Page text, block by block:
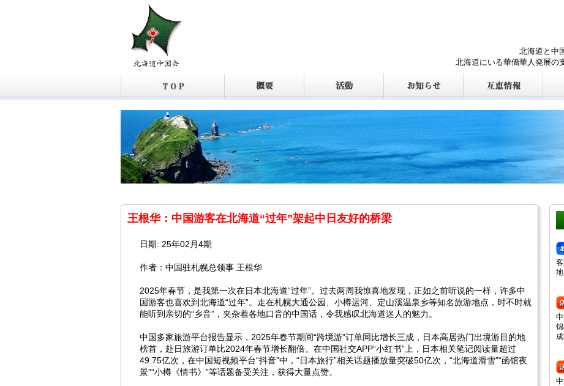
北海道と中
北海道にいる華僑華人発展の
王根华：中国游客在北海道“过年”架起中日友好的桥梁
日期: 25年02月4期
作者：中国驻札幌总领事 王根华
2025年春节，是我第一次在日本北海道“过年”。过去两周我惊喜地发现，正如之前听说的一样，许多中
国游客也喜欢到北海道“过年”。走在札幌大通公园、小樽运河、定山溪温泉乡等知名旅游地点，时不时就
能听到亲切的“乡音”，夹杂着各地口音的中国话，令我感叹北海道迷人的魅力。
中国多家旅游平台报告显示，2025年春节期间“跨境游”订单同比增长三成，日本高居热门出境游目的地
榜首，赴日旅游订单比2024年春节增长翻倍。在中国社交APP“小红书”上，日本相关笔记阅读量超过
49.75亿次，在中国短视频平台“抖音”中，“日本旅行”相关话题播放量突破50亿次，“北海道滑雪”“函馆夜
景”“小樽《情书》”等话题备受关注，获得大量点赞。